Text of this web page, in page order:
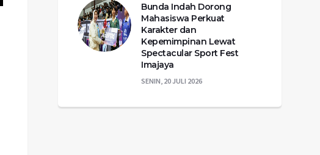
Bunda Indah Dorong
Mahasiswa Perkuat
Karakter dan
Kepemimpinan Lewat
Spectacular Sport Fest
Imajaya
SENIN, 20 JULI 2026